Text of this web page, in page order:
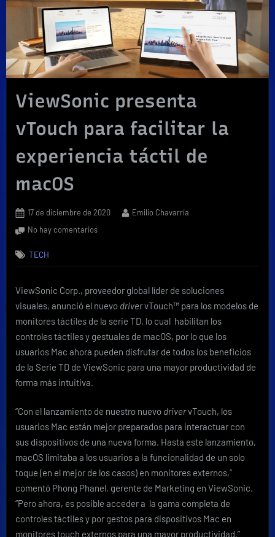
ViewSonic presenta
vTouch para facilitar la
experiencia táctil de
macOS
Posted
on
17 de diciembre de 2020 By
Emilio Chavarría
No hay comentariosen
vTouch
facilitar
la
experiencia
táctil
macOS
TECH
ViewSonic Corp., proveedor global líder de soluciones
visuales, anunció el nuevo drivervTouch™ para los modelos de
monitores táctiles de la serie TD, lo cual habilitan los
controles táctiles y gestuales de macOS, por lo que los
usuarios Mac ahora pueden disfrutar de todos los beneficios
de la Serie TD de ViewSonic para una mayor productividad de
forma más intuitiva.
“Con el lanzamiento de nuestro nuevo drivervTouch, los
usuarios Mac están mejor preparados para interactuar con
sus dispositivos de una nueva forma. Hasta este lanzamiento,
macOS limitaba a los usuarios a la funcionalidad de un solo
toque (en el mejor de los casos) en monitores externos,”
comentó Phong Phanel, gerente de Marketing en ViewSonic.
“Pero ahora, es posible acceder a la gama completa de
controles táctiles y por gestos para dispositivos Mac en
monitores touch externos para una mayor productividad.”